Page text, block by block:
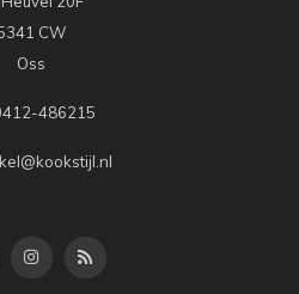
CW
Oss
486215